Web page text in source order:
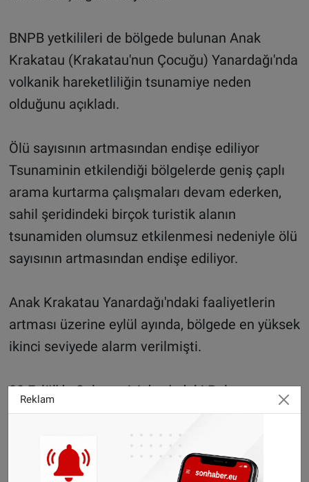
BNPB yetkilileri de bölgede bulunan Anak
Krakatau (Krakatau'nun Çocuğu) Yanardağı'nda
volkanik hareketliliğin tsunamiye neden
olduğunu açıkladı.
Ölü sayısının artmasından endişe ediliyor
Tsunaminin etkilendiği bölgelerde geniş çaplı
arama kurtarma çalışmaları devam ederken,
sahil şeridindeki birçok turistik alanın
tsunamiden olumsuz etkilenmesi nedeniyle ölü
sayısının artmasından endişe ediliyor.
Anak Krakatau Yanardağı'ndaki faaliyetlerin
artması üzerine eylül ayında, bölgede en yüksek
ikinci seviyede alarm verilmişti.
28 Eylül'de Sulawesi Adası'ndaki Palu
Körfezi'nde meydana gelen 7,5 büyüklüğündeki
deprem ve ardından oluşan tsunamide, 2
binden fazla kişi yaşamını yitirirken, 1500'e
yakın kişinin kayıp olduğu açıklanmıştı.
Reklam